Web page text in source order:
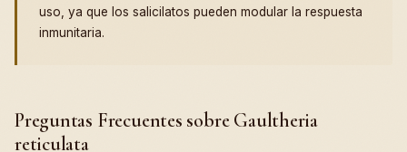
uso, ya que los salicilatos pueden modular la respuesta
inmunitaria.
Preguntas Frecuentes sobre Gaultheria
reticulata